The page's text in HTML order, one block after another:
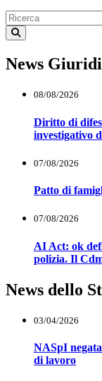
News
08/08/2026
Diritto di
investigativo
07/08/2026
Patto di
07/08/2026
AI Act: ok
polizia. Il
News dello
03/04/2026
NASpI
di lavoro